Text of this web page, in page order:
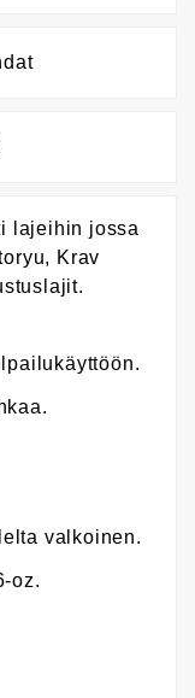
lajeihin jossa
Krav
valkoinen.
oz.